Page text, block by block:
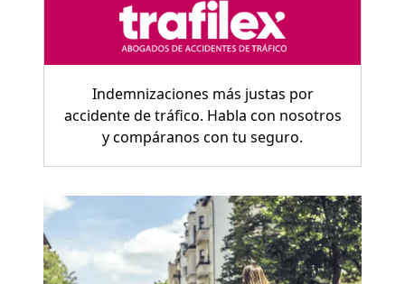
INDEMNIZACIÓN POR LATIGAZO CERVICAL
Indemnizaciones más justas por
accidente de tráfico. Habla con nosotros
y compáranos con tu seguro.